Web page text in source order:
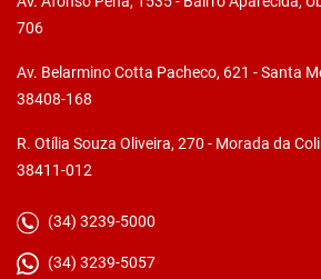
706
Av. Belarmino Cotta Pacheco, 621 - Santa
38408-168
R. Otília Souza Oliveira, 270 - Morada da
38411-012
(34) 3239-5000
(34) 3239-5057